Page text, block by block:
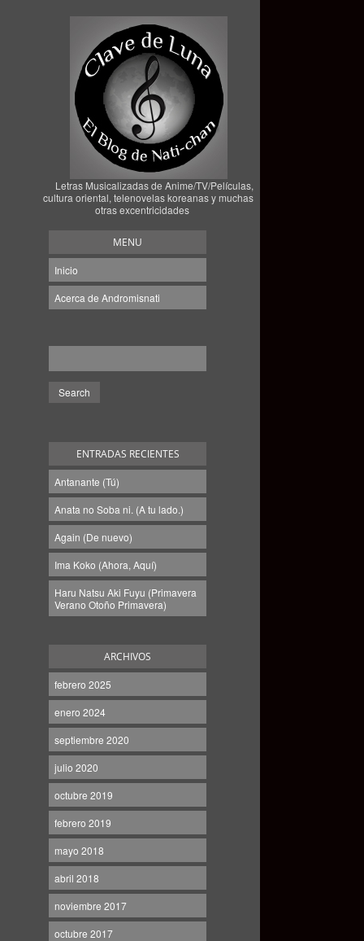
Letras Musicalizadas de Anime/TV/Películas,
cultura oriental, telenovelas koreanas y muchas
otras excentricidades
MENU
Inicio
Acerca de Andromisnati
ENTRADAS RECIENTES
Antanante (Tú)
Anata no Soba ni. (A tu lado.)
Again (De nuevo)
Ima Koko (Ahora, Aquí)
Haru Natsu Aki Fuyu (Primavera
Verano Otoño Primavera)
ARCHIVOS
febrero 2025
enero 2024
septiembre 2020
julio 2020
octubre 2019
febrero 2019
mayo 2018
abril 2018
noviembre 2017
octubre 2017